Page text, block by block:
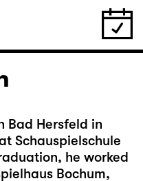
Bad Hersfeld in
Schauspielschule
he worked
Bochum,